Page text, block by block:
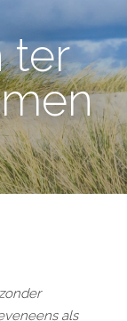
ter
als